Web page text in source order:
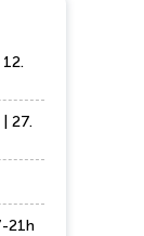
12.
27.
21h